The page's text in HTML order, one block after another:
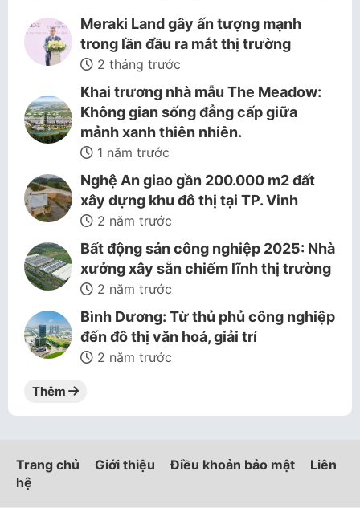
Meraki Land gây ấn tượng mạnh
trong lần đầu ra mắt thị trường
2 tháng trước
Khai trương nhà mẫu The Meadow:
Không gian sống đẳng cấp giữa
mảnh xanh thiên nhiên.
1 năm trước
Nghệ An giao gần 200.000 m2 đất
xây dựng khu đô thị tại TP. Vinh
2 năm trước
Bất động sản công nghiệp 2025: Nhà
xưởng xây sẵn chiếm lĩnh thị trường
2 năm trước
Bình Dương: Từ thủ phủ công nghiệp
đến đô thị văn hoá, giải trí
2 năm trước
Thêm
Trang chủ Giới thiệu Điều khoản bảo mật
Liên
hệ